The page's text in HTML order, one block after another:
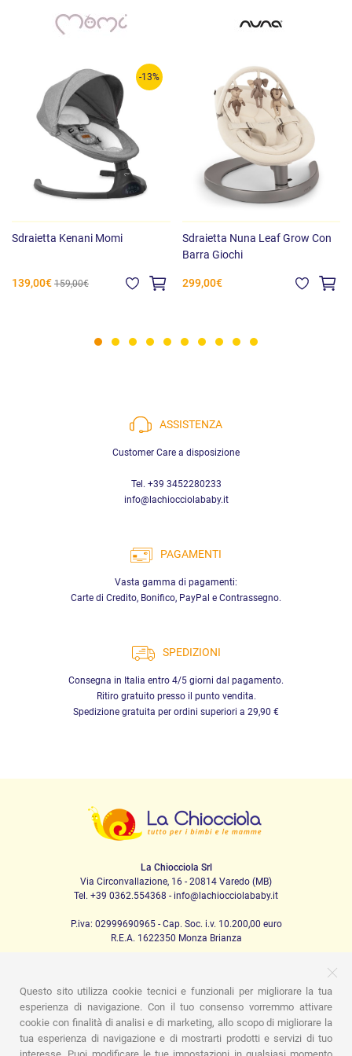
Istruzioni di lavaggio
Parte superiore con imbracatura rimovibile lavabile in lavatrice
a 30°
Parti esterne: lavaggio occasionale in lavatrice a 30°
Ricarica di microsfere venduta separatamente
-13%
Sdraietta Kenani Momi
139,00€ 159,00€
Sdraietta Nuna Leaf Grow Con
Barra Giochi
299,00€
ASSISTENZA
Customer Care a disposizione
Tel. +39 3452280233
info@lachiocciolababy.it
PAGAMENTI
Vasta gamma di pagamenti:
Carte di Credito, Bonifico, PayPal e Contrassegno.
SPEDIZIONI
Consegna in Italia entro 4/5 giorni dal pagamento.
Ritiro gratuito presso il punto vendita.
Spedizione gratuita per ordini superiori a 29,90 €
La Chiocciola Srl
Via Circonvallazione, 16 - 20814 Varedo (MB)
Tel. +39 0362.554368 - info@lachiocciolababy.it
P.iva: 02999690965 - Cap. Soc. i.v. 10.200,00 euro
R.E.A. 1622350 Monza Brianza
PRODOTTI
Passeggio
Seggiolini Auto A casa Pappa
Nanna
Igiene
Mamma e bebè Abbigliamento Gioco
Gift card
Kit baby set
Idee regalo Camerette Promozioni
Questo sito utilizza cookie tecnici e funzionali per migliorare la tua
esperienza di navigazione. Con il tuo consenso vorremmo attivare
cookie con finalità di analisi e di marketing, allo scopo di migliorare la
tua esperienza di navigazione e di mostrarti prodotti e servizi di tuo